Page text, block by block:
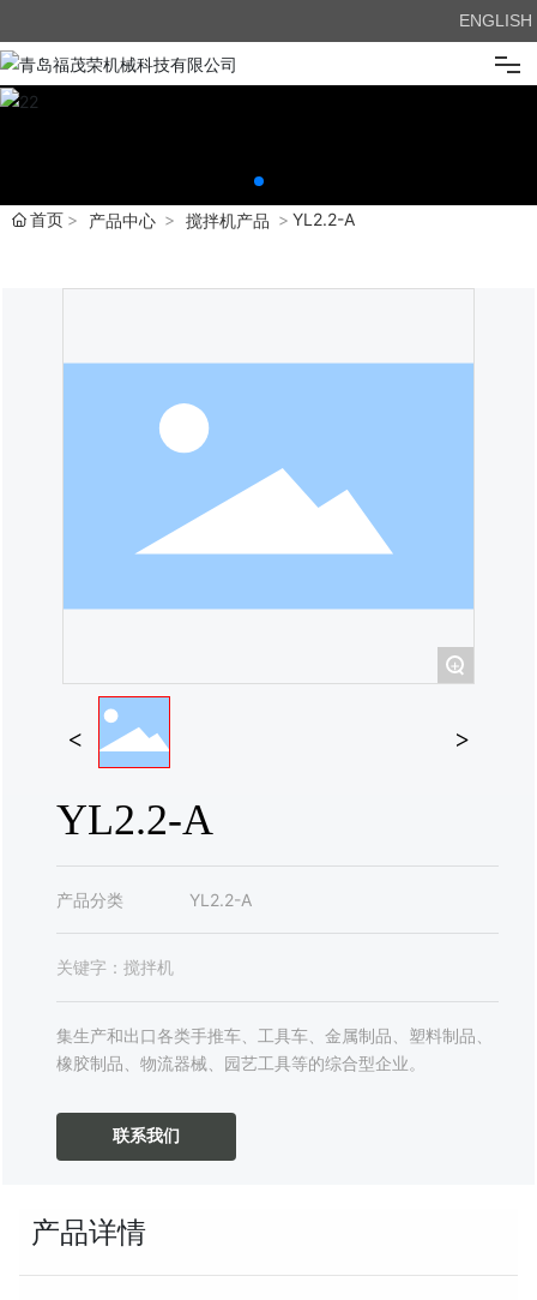
ENGLISH
首页 产品中心 搅拌机产品 YL2.2-A
+
YL2.2-A
产品分类 YL2.2-A
关键字：搅拌机
集生产和出口各类手推车、工具车、金属制品、塑料制品、
橡胶制品、物流器械、园艺工具等的综合型企业。
联系我们
产品详情